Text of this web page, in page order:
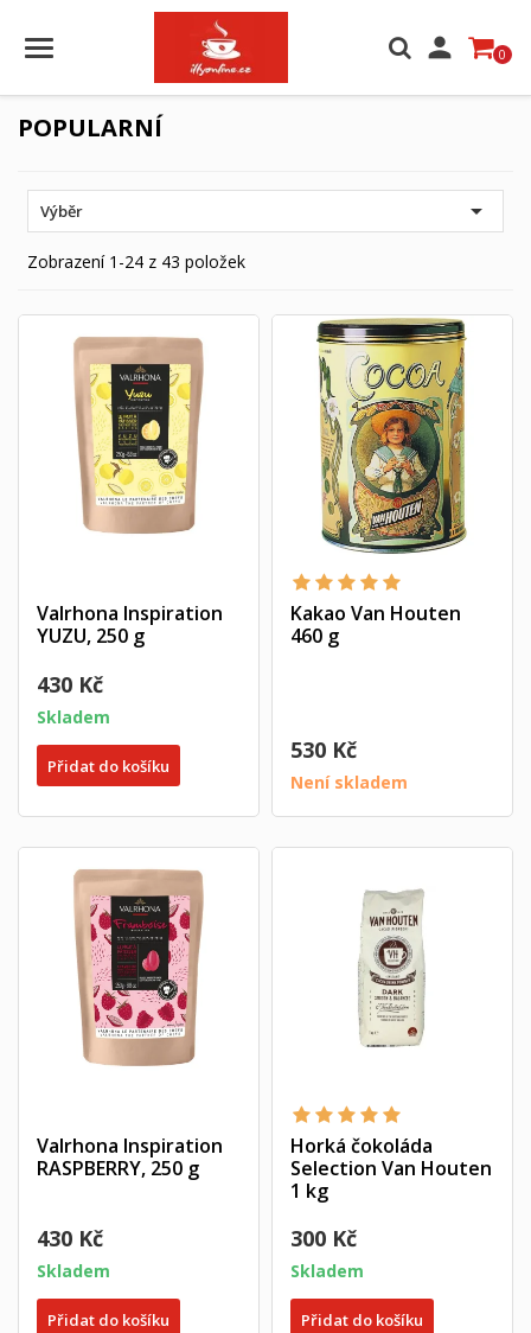
 0
POPULARNÍ
Výběr 
Zobrazení 1-24 z 43 položek
Valrhona Inspiration
YUZU, 250 g
430 Kč
Skladem
Přidat do košíku
Kakao Van Houten
460 g
530 Kč
Není skladem
Valrhona Inspiration
RASPBERRY, 250 g
430 Kč
Skladem
Přidat do košíku
Horká čokoláda
Selection Van Houten
1 kg
300 Kč
Skladem
Přidat do košíku